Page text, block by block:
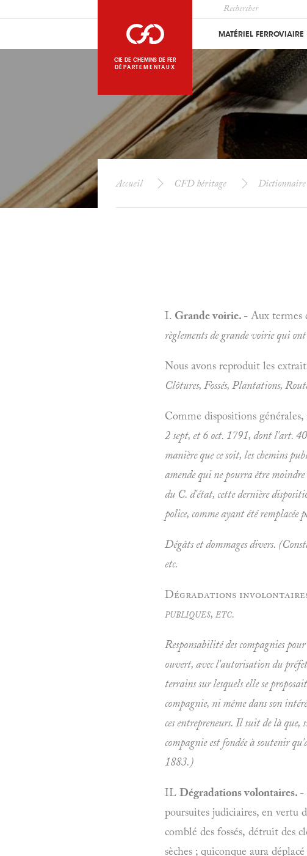
CIE DE CHEMINS DE FER
DÉPARTEMENTAUX
MATÉRIEL FERROVIAIRE
Accueil CFD héritage
I. Grande voirie. - Aux termes
règlements de grande voirie qui
Nous avons reproduit les
Clôtures, Fossés, Plantations,
Comme dispositions
2 sept, et 6 oct. 1791, dont l'art.
manière que ce soit, les chemins
amende qui ne pourra être
du C. d'état, cette dernière
police, comme ayant été
Dégâts et dommages divers.
etc.
Dégradations involontaires
publiques, etc.
Responsabilité des compagnies
ouvert, avec l'autorisation du préfet
terrains sur lesquels elle se
compagnie, ni même dans son
ces entrepreneurs. Il suit de là
compagnie est fondée à soutenir
1883.)
IL Dégradations volontaires. -
poursuites judiciaires, en
comblé des fossés, détruit des
sèches ; quiconque aura